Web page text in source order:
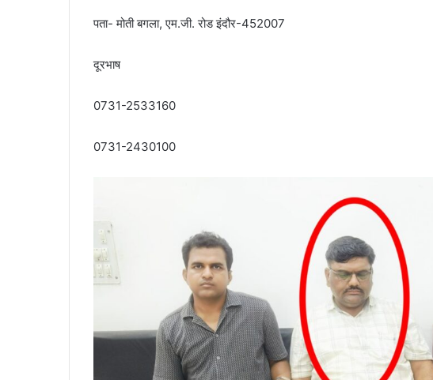
पता- मोती बगला, एम.जी. रोड इंदौर-452007
दूरभाष
0731-2533160
0731-2430100